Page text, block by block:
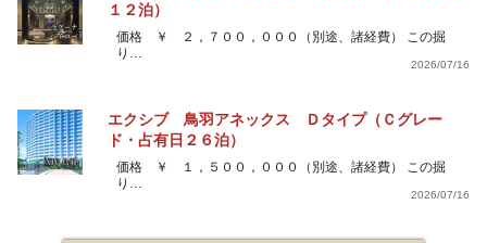
１２泊）
価格 ￥ ２，７００，０００（別途、諸経費） この掘
り…
2026/07/16
エクシブ 鳥羽アネックス Ｄタイプ（Ｃグレー
ド・占有日２６泊）
価格 ￥ １，５００，０００（別途、諸経費） この掘
り…
2026/07/16